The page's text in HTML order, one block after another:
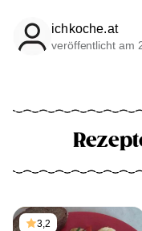
ichkoche.at
veröffentlicht am
3,2